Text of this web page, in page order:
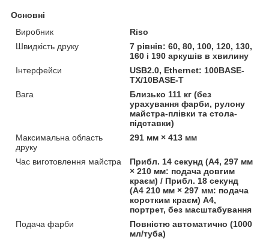
Основні
Виробник
Riso
Швидкість друку
7 рівнів: 60, 80, 100, 120, 130,
160 і 190 аркушів в хвилину
Інтерфейси
USB2.0, Ethernet: 100BASE-
TX/10BASE-T
Вага
Близько 111 кг (без
урахування фарби, рулону
майстра-плівки та стола-
підставки)
Максимальна область
друку
291 мм × 413 мм
Час виготовлення майстра
Прибл. 14 секунд (A4, 297 мм
× 210 мм: подача довгим
краєм) / Прибл. 18 секунд
(A4 210 мм × 297 мм: подача
коротким краєм) A4,
портрет, без масштабування
Подача фарби
Повністю автоматично (1000
мл/туба)